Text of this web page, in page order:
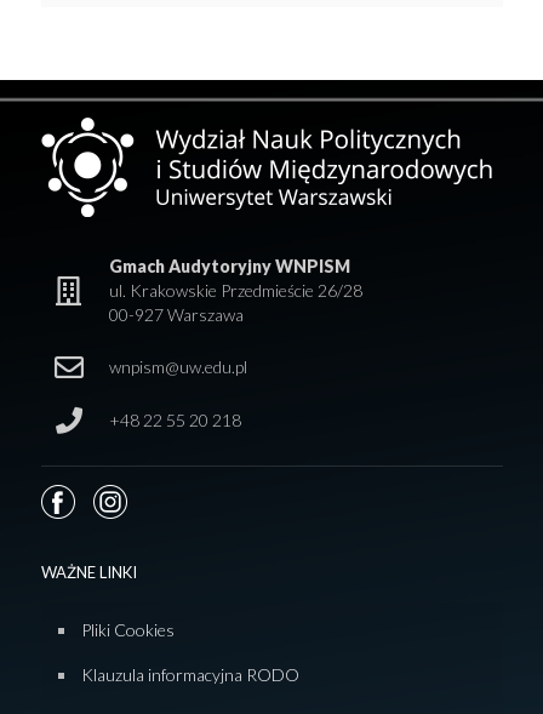
Gmach Audytoryjny WNPISM
ul. Krakowskie Przedmieście 26/28
00-927 Warszawa
wnpism@uw.edu.pl
+48 22 55 20 218
WAŻNE LINKI
Pliki Cookies
Klauzula informacyjna RODO